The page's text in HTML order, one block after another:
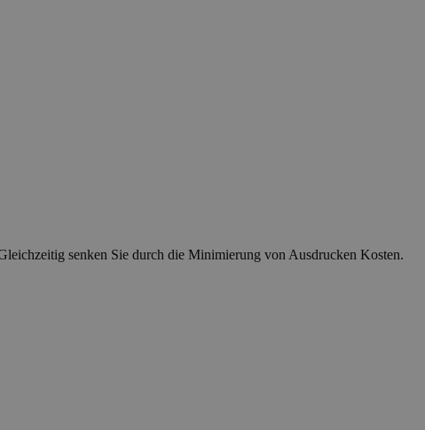
senken Sie durch die Minimierung von Ausdrucken Kosten.